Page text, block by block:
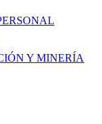
Y MINERÍA